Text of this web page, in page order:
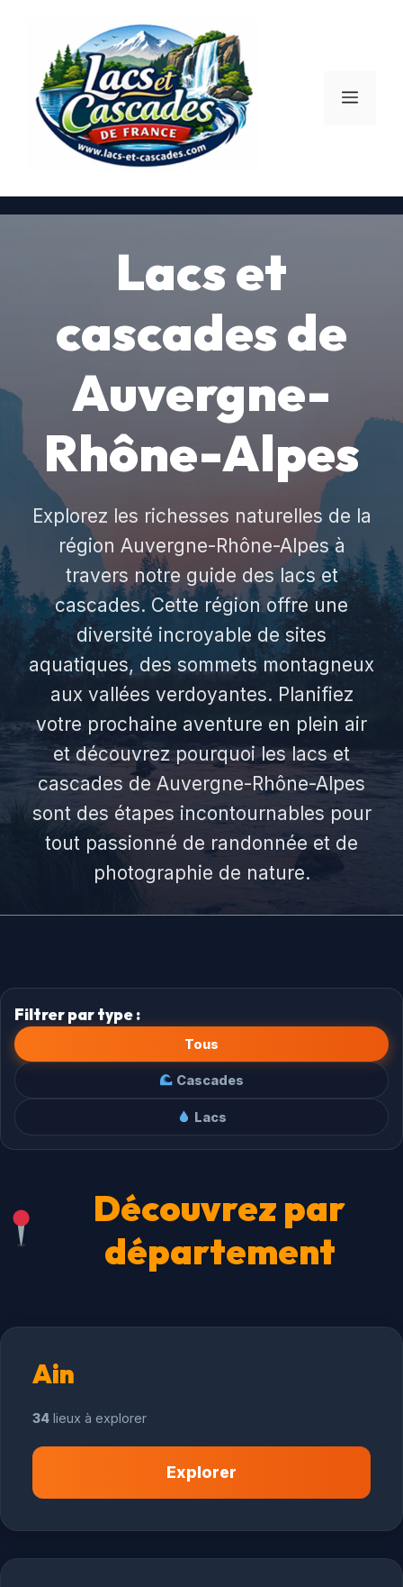
contenu
Menu
Lacs et
cascades de
Auvergne-
Rhône-Alpes
Explorez les richesses naturelles de la
région Auvergne-Rhône-Alpes à
travers notre guide des lacs et
cascades. Cette région offre une
diversité incroyable de sites
aquatiques, des sommets montagneux
aux vallées verdoyantes. Planifiez
votre prochaine aventure en plein air
et découvrez pourquoi les lacs et
cascades de Auvergne-Rhône-Alpes
sont des étapes incontournables pour
tout passionné de randonnée et de
photographie de nature.
Filtrer par type :
Tous
Cascades
Lacs
Découvrez par
département
Ain
34 lieux à explorer
Explorer